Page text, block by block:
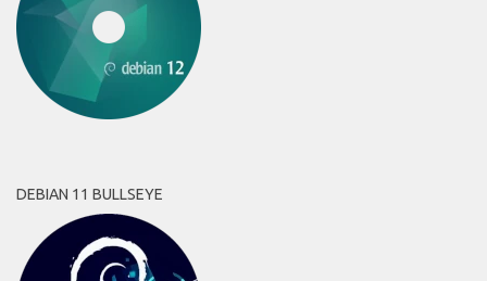
DEBIAN 11 BULLSEYE